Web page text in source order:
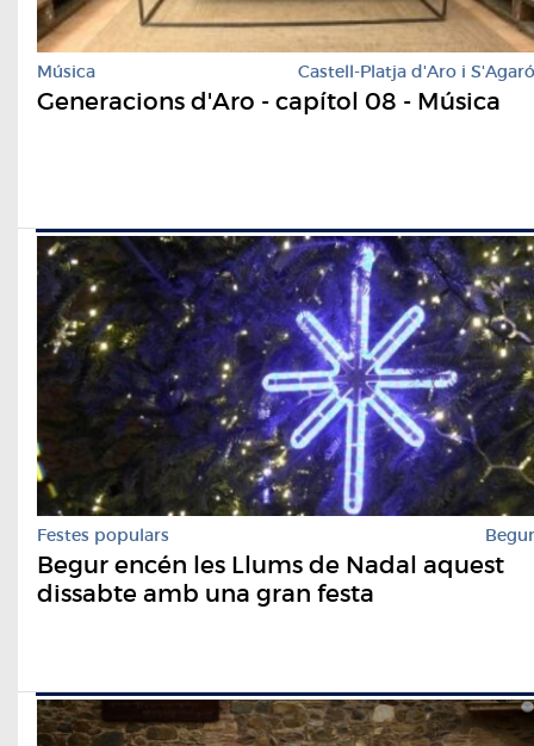
Música Castell-Platja d'Aro i S'Agaró
Generacions d'Aro - capítol 08 - Música
Festes populars Begur
Begur encén les Llums de Nadal aquest
dissabte amb una gran festa